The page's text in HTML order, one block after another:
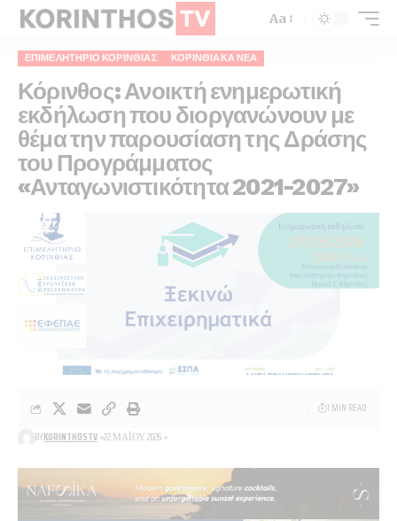
Aa
ΕΠΙΜΕΛΗΤΉΡΙΟ ΚΟΡΙΝΘΊΑΣ ΚΟΡΙΝΘΙΑΚΆ ΝΈΑ
Κόρινθος: Ανοικτή ενημερωτική
εκδήλωση που διοργανώνουν με
θέμα την παρουσίαση της Δράσης
του Προγράμματος
«Ανταγωνιστικότητα 2021-2027»
BYKORINTHOSTV 22 ΜΑΪ́ΟΥ 2026
1 MIN READ